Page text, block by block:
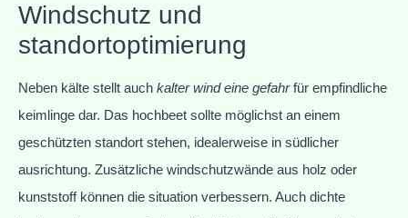
Windschutz und
standortoptimierung
Neben kälte stellt auch kalter wind eine gefahrfür empfindliche
keimlinge dar. Das hochbeet sollte möglichst an einem
geschützten standort stehen, idealerweise in südlicher
ausrichtung. Zusätzliche windschutzwände aus holz oder
kunststoff können die situation verbessern. Auch dichte